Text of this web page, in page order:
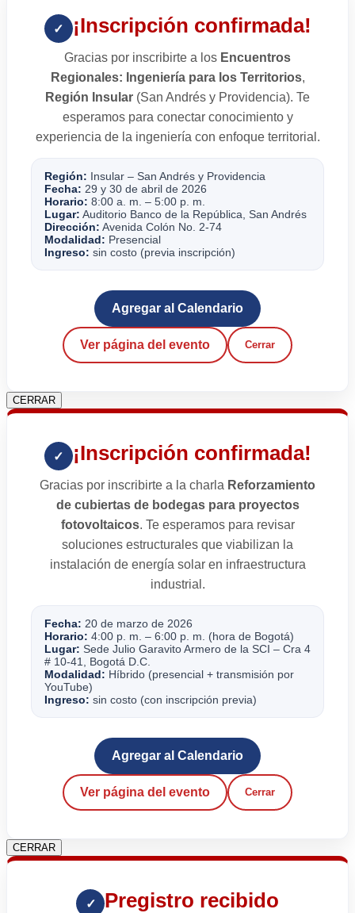
✓ ¡Inscripción confirmada!
Gracias por inscribirte a los Encuentros
Regionales: Ingeniería para los Territorios,
Región Insular (San Andrés y Providencia). Te
esperamos para conectar conocimiento y
experiencia de la ingeniería con enfoque territorial.
Región: Insular – San Andrés y Providencia
Fecha: 29 y 30 de abril de 2026
Horario: 8:00 a. m. – 5:00 p. m.
Lugar: Auditorio Banco de la República, San Andrés
Dirección: Avenida Colón No. 2-74
Modalidad: Presencial
Ingreso: sin costo (previa inscripción)
Agregar al Calendario
Ver página del evento Cerrar
CERRAR
✓ ¡Inscripción confirmada!
Gracias por inscribirte a la charla Reforzamiento
de cubiertas de bodegas para proyectos
fotovoltaicos. Te esperamos para revisar
soluciones estructurales que viabilizan la
instalación de energía solar en infraestructura
industrial.
Fecha: 20 de marzo de 2026
Horario: 4:00 p. m. – 6:00 p. m. (hora de Bogotá)
Lugar: Sede Julio Garavito Armero de la SCI – Cra 4
# 10-41, Bogotá D.C.
Modalidad: Híbrido (presencial + transmisión por
YouTube)
Ingreso: sin costo (con inscripción previa)
Agregar al Calendario
Ver página del evento Cerrar
CERRAR
✓ Pregistro recibido